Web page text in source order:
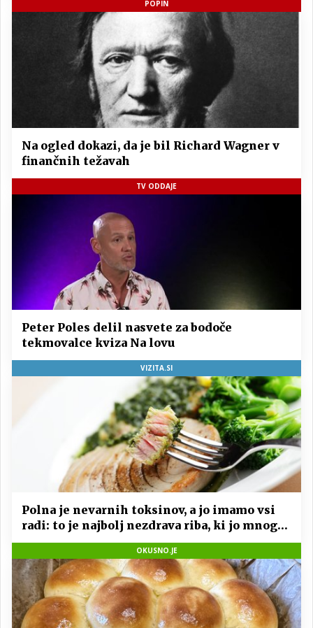
POPIN
Na ogled dokazi, da je bil Richard Wagner v
finančnih težavah
TV ODDAJE
Peter Poles delil nasvete za bodoče
tekmovalce kviza Na lovu
VIZITA.SI
Polna je nevarnih toksinov, a jo imamo vsi
radi: to je najbolj nezdrava riba, ki jo mnogi
redno uživajo
OKUSNO.JE